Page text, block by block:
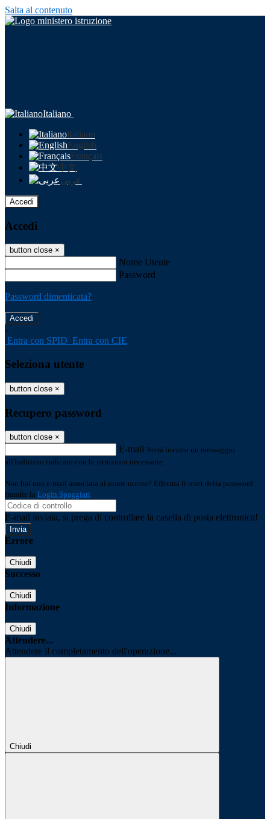
Salta al contenuto
Italiano
Italiano
English
Français
中文
عربى
Accedi
Accedi
button close ×
Nome Utente
Password
Password dimenticata?
-
Entra con SPID Entra con CIE
Seleziona utente
button close ×
Recupero password
button close ×
E-mail Verrà inviato un messaggio
all'indirizzo indicato con le istruzioni necessarie.
Non hai una e-mail associata al nome utente? Effettua il reset della password
tramite la Login Spaggiari
E-mail inviata, si prega di controllare la casella di posta elettronica!
Errore
Chiudi
Successo
Chiudi
Informazione
Chiudi
Attendere...
Attendere il completamento dell'operazione...
Chiudi